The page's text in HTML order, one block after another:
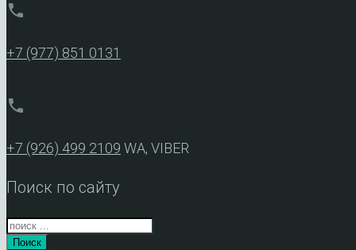
phone
+7 (977) 851 0131
phone
+7 (926) 499 2109 WA, VIBER
Поиск по сайту
Поиск